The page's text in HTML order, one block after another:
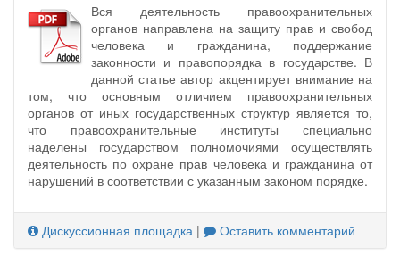
Вся деятельность правоохранительных
органов направлена на защиту прав и свобод
человека и гражданина, поддержание
законности и правопорядка в государстве. В
данной статье автор акцентирует внимание на
том, что основным отличием правоохранительных
органов от иных государственных структур является то,
что правоохранительные институты специально
наделены государством полномочиями осуществлять
деятельность по охране прав человека и гражданина от
нарушений в соответствии с указанным законом порядке.
Дискуссионная площадка | Оставить комментарий